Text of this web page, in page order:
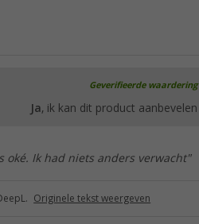
Geverifieerde waardering
Ja, ik kan dit product aanbevelen
oké. Ik had niets anders verwacht"
Originele tekst weergeven